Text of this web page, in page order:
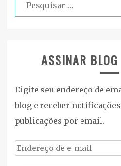
por:
ASSINAR
Digite seu endereço de
blog e receber
publicações por email.
Endereço